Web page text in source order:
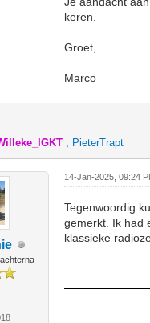
keren.
Groet,
Marco
, PieterTrapt
14-Jan-2025, 09:24
Tegenwoordig
gemerkt. Ik had
klassieke